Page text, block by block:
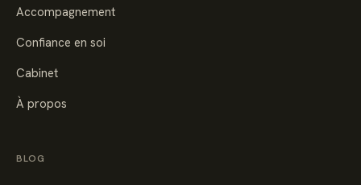
Accompagnement
Confiance en soi
Cabinet
À propos
BLOG